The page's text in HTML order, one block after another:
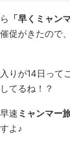
「早くミャン
促がきたので
りが14日って
てるね！？
速 ミャンマー
よ♪